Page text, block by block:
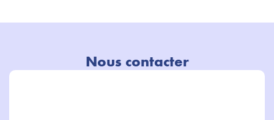
Nous contacter